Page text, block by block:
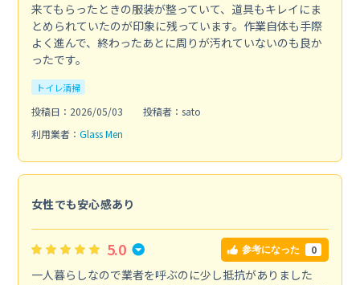
来てもらったときの服装が整っていて、道具もキレイにま
とめられていたのが印象に残っています。作業自体も手際
よく進んで、終わったあとに周りが汚れていないのも良か
ったです。
トイレ清掃
投稿日：2026/05/03
投稿者：sato
利用業者： Glass Men
女性でも安心感あり
5.0 参考になった 0
一人暮らしなので業者を呼ぶのに少し抵抗がありました